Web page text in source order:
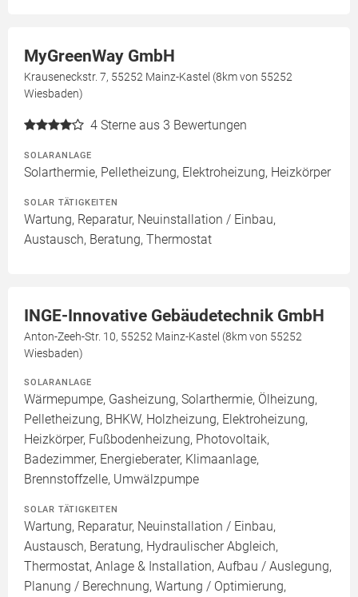
MyGreenWay GmbH
Krauseneckstr. 7, 55252 Mainz-Kastel (8km von 55252
Wiesbaden)
4 Sterne aus 3 Bewertungen
SOLARANLAGE
Solarthermie, Pelletheizung, Elektroheizung, Heizkörper
SOLAR TÄTIGKEITEN
Wartung, Reparatur, Neuinstallation / Einbau,
Austausch, Beratung, Thermostat
INGE-Innovative Gebäudetechnik GmbH
Anton-Zeeh-Str. 10, 55252 Mainz-Kastel (8km von 55252
Wiesbaden)
SOLARANLAGE
Wärmepumpe, Gasheizung, Solarthermie, Ölheizung,
Pelletheizung, BHKW, Holzheizung, Elektroheizung,
Heizkörper, Fußbodenheizung, Photovoltaik,
Badezimmer, Energieberater, Klimaanlage,
Brennstoffzelle, Umwälzpumpe
SOLAR TÄTIGKEITEN
Wartung, Reparatur, Neuinstallation / Einbau,
Austausch, Beratung, Hydraulischer Abgleich,
Thermostat, Anlage & Installation, Aufbau / Auslegung,
Planung / Berechnung, Wartung / Optimierung,